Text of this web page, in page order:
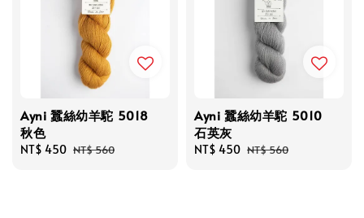
Ayni 蠶絲幼羊駝 5018
秋色
Sale
NT$ 450 Regular
NT$ 560
Ayni 蠶絲幼羊駝 5010
石英灰
Sale
NT$ 450 Regular
NT$ 560